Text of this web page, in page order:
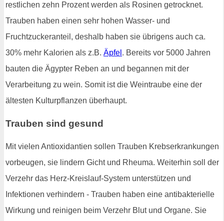
restlichen zehn Prozent werden als Rosinen getrocknet.
Trauben haben einen sehr hohen Wasser- und
Fruchtzuckeranteil, deshalb haben sie übrigens auch ca.
30% mehr Kalorien als z.B. Äpfel . Bereits vor 5000 Jahren
bauten die Ägypter Reben an und begannen mit der
Verarbeitung zu wein. Somit ist die Weintraube eine der
ältesten Kulturpflanzen überhaupt.
Trauben sind gesund
Mit vielen Antioxidantien sollen Trauben Krebserkrankungen
vorbeugen, sie lindern Gicht und Rheuma. Weiterhin soll der
Verzehr das Herz-Kreislauf-System unterstützen und
Infektionen verhindern - Trauben haben eine antibakterielle
Wirkung und reinigen beim Verzehr Blut und Organe. Sie